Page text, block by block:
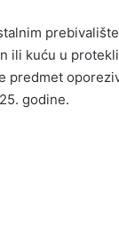
ili kuću u
predmet
godine.